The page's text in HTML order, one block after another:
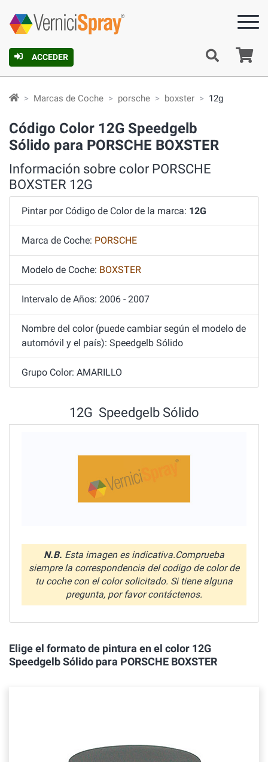
ACCEDER
Marcas de Coche porsche boxster 12g
Código Color 12G Speedgelb
Sólido para PORSCHE BOXSTER
Información sobre color PORSCHE
BOXSTER 12G
Pintar por Código de Color de la marca: 12G
Marca de Coche: PORSCHE
Modelo de Coche: BOXSTER
Intervalo de Años: 2006 - 2007
Nombre del color (puede cambiar según el modelo de
automóvil y el país): Speedgelb Sólido
Grupo Color: AMARILLO
12G Speedgelb Sólido
N.B. Esta imagen es indicativa.Comprueba
siempre la correspondencia del codigo de color de
tu coche con el color solicitado. Si tiene alguna
pregunta, por favor contáctenos.
Elige el formato de pintura en el color 12G
Speedgelb Sólido para PORSCHE BOXSTER